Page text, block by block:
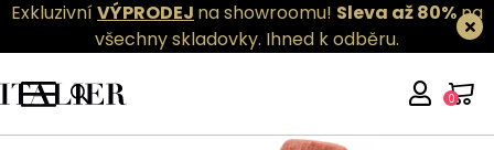
ExkluzivníVÝPRODEJ na showroomu! Sleva až 80%na
všechny skladovky. Ihned k odběru.
0